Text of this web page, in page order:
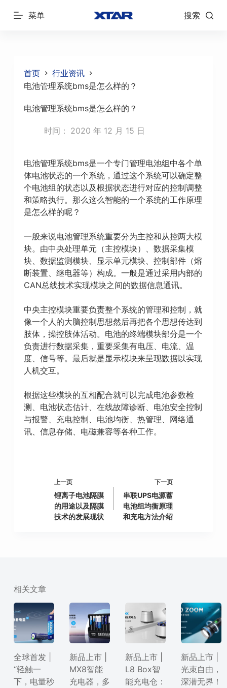
跳
菜单 搜索
首页
行业资讯
电池管理系统bms是怎么样的？
电池管理系统bms是怎么样的？
时间： 2020 年 12 月 15 日
电池管理系统bms是一个专门管理电池组中各个单
体电池状态的一个系统，通过这个系统可以确定整
个电池组的状态以及根据状态进行对应的控制调整
和策略执行。那么这么智能的一个系统的工作原理
是怎么样的呢？
一般来说电池管理系统重要分为主控和从控两大模
块。由中央处理单元（主控模块）、数据采集模
块、数据监测模块、显示单元模块、控制部件（熔
断装置、继电器等）构成。一般是通过采用内部的
CAN总线技术实现模块之间的数据信息通讯。
中央主控模块重要负责整个系统的管理和控制，就
像一个人的大脑控制思想然后再把各个思想传达到
肢体，操控肢体活动。电池的终端模块部分是一个
负责进行数据采集，重要采集有电压、电流、温
度、信号等。最后就是显示模块来呈现数据以实现
人机交互。
根据这些模块的互相配合就可以完成电池参数检
测、电池状态估计、在线故障诊断、电池安全控制
与报警、充电控制、电池均衡、热管理、网络通
讯、信息存储、电磁兼容等各种工作。
上一页
锂离子电池隔膜
的用途以及隔膜
技术的发展现状
下一页
串联UPS电源蓄
电池组均衡原理
和充电方法介绍
相关文章
全球首发 |
“轻触一
下，电量秒
新品上市 |
MX8智能
充电器，多
新品上市 |
L8 Box智
能充电仓：
新品上市 |
光束自由，
深潜无界！